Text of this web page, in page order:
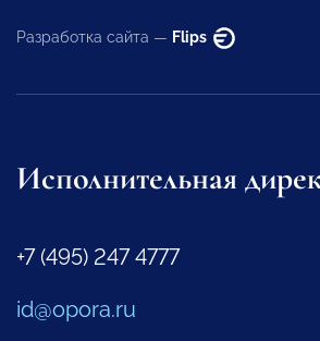
Разработка сайта — Flips
Исполнительная
+7 (495) 247 4777
id@opora.ru